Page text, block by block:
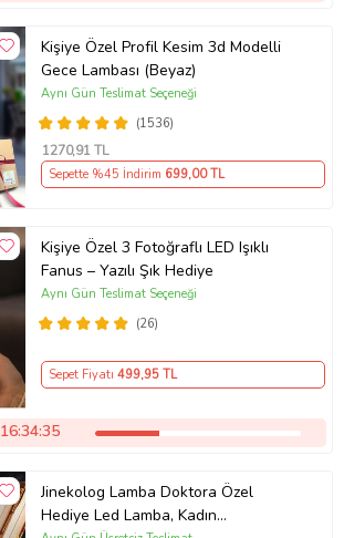
Kişiye Özel Profil Kesim 3d Modelli
Gece Lambası (Beyaz)
(1536)
Aynı Gün Teslimat Seçeneği
1270,91 TL
Sepette %45 İndirim 699,00 TL
Kişiye Özel 3 Fotoğraflı LED Işıklı
Fanus – Yazılı Şık Hediye
(26)
Aynı Gün Teslimat Seçeneği
Sepet Fiyatı 499,95 TL
16:34:35
Jinekolog Lamba Doktora Özel
Hediye Led Lamba, Kadın